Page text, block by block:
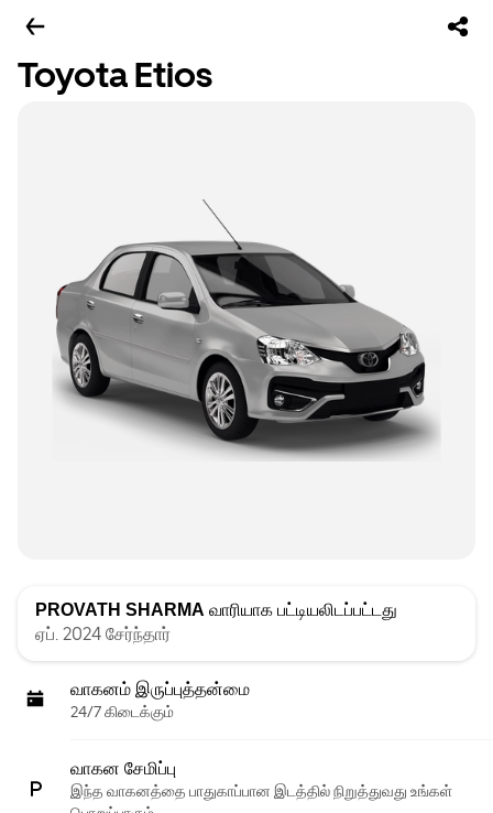
Toyota Etios
PROVATH SHARMA வாரியாக பட்டியலிடப்பட்டது
ஏப். 2024 சேர்ந்தார்
வாகனம் இருப்புத்தன்மை
24/7 கிடைக்கும்
வாகன சேமிப்பு
இந்த வாகனத்தை பாதுகாப்பான இடத்தில் நிறுத்துவது உங்கள்